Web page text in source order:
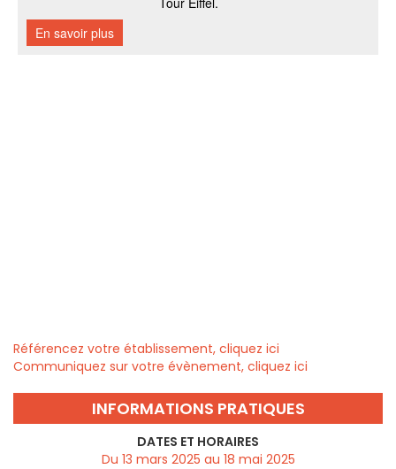
Référencez votre établissement, cliquez ici
Communiquez sur votre évènement, cliquez ici
INFORMATIONS PRATIQUES
DATES ET HORAIRES
Du 13 mars 2025 au 18 mai 2025